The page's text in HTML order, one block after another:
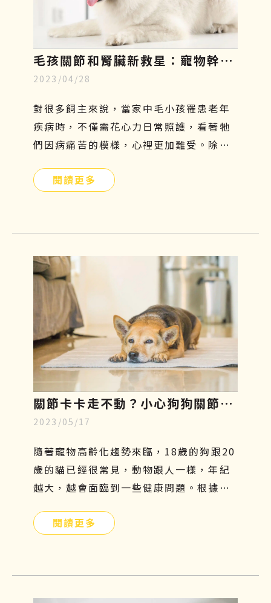
毛孩關節和腎臟新救星：寵物幹細
胞療法，只需5分鐘認識寵物再生
醫學
2023/04/28
對很多飼主來說，當家中毛小孩罹患老年
疾病時，不僅需花心力日常照護，看著牠
們因病痛苦的模樣，心裡更加難受。除了
有沒有其他簡單且安全的方式可以幫助牠
是什麼、功效、副作用及費用，讓飼主們
更加了解這項先進的治療方式，幫助毛小
孩減緩疼痛，保持良好的活動力及生活品
質。
閱讀更多
關節卡卡走不動？小心狗狗關節
炎，了解症狀、幹細胞再生療法至
飲食指南
2023/05/17
隨著寵物高齡化趨勢來臨，18歲的狗跟20
歲的貓已經很常見，動物跟人一樣，年紀
越大，越會面臨到一些健康問題。根據美
見的疾病，每年的發病率以超過35％速度
節及膝關節，導致關節的磨損及損傷程度
相對較嚴重。如果你家的汪星人行動力變
閱讀更多